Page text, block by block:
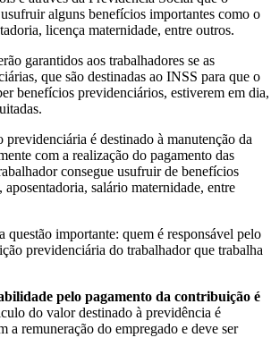
alguns benefícios importantes como o
licença maternidade, entre outros.
garantidos aos trabalhadores se as
que são destinadas ao INSS para que o
benefícios previdenciários, estiverem em dia,
é destinado à manutenção da
com a realização do pagamento das
consegue usufruir de benefícios
salário maternidade, entre
questão importante: quem é responsável pelo
previdenciária do trabalhador que trabalha
pelo pagamento da contribuição é
do valor destinado à previdência é
a remuneração do empregado e deve ser